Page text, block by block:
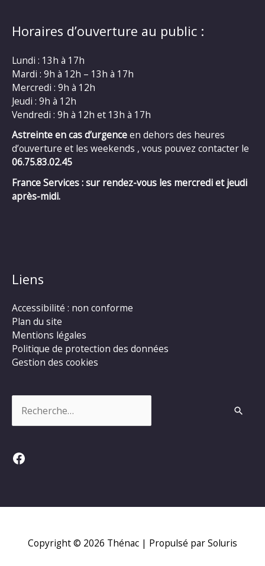
Horaires d’ouverture au public :
Lundi : 13h à 17h
Mardi : 9h à 12h – 13h à 17h
Mercredi : 9h à 12h
Jeudi : 9h à 12h
Vendredi : 9h à 12h et 13h à 17h
Astreinte en cas d’urgenceen dehors des heures
d’ouverture et les weekends , vous pouvez contacter le
06.75.83.02.45
France Services : sur rendez-vous les mercredi et jeudi
après-midi.
Liens
Accessibilité : non conforme
Plan du site
Mentions légales
Politique de protection des données
Gestion des cookies
Facebook
Copyright © 2026 Thénac | Propulsé par Soluris